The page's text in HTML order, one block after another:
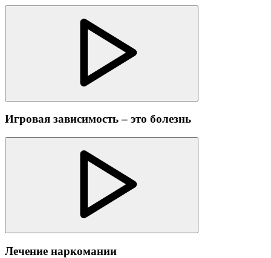
Игровая зависимость – это болезнь
Лечение наркомании